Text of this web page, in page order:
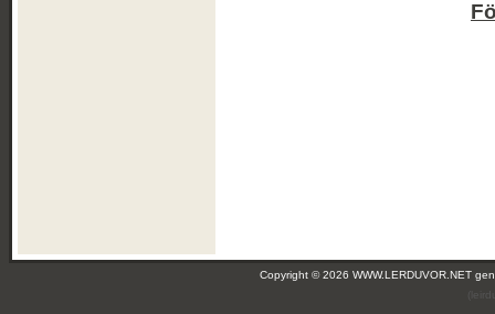
Copyright © 2026 WWW.LERDUVOR.NET